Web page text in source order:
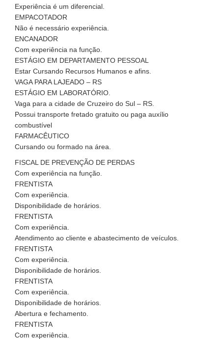
Experiência é um diferencial.
EMPACOTADOR
Não é necessário experiência.
ENCANADOR
Com experiência na função.
ESTÁGIO EM DEPARTAMENTO PESSOAL
Estar Cursando Recursos Humanos e afins.
VAGA PARA LAJEADO – RS
ESTÁGIO EM LABORATÓRIO.
Vaga para a cidade de Cruzeiro do Sul – RS.
Possui transporte fretado gratuito ou paga auxílio
combustível
FARMACÊUTICO
Cursando ou formado na área.
FISCAL DE PREVENÇÃO DE PERDAS
Com experiência na função.
FRENTISTA
Com experiência.
Disponibilidade de horários.
FRENTISTA
Com experiência.
Atendimento ao cliente e abastecimento de veículos.
FRENTISTA
Com experiência.
Disponibilidade de horários.
FRENTISTA
Com experiência.
Disponibilidade de horários.
Abertura e fechamento.
FRENTISTA
Com experiência.